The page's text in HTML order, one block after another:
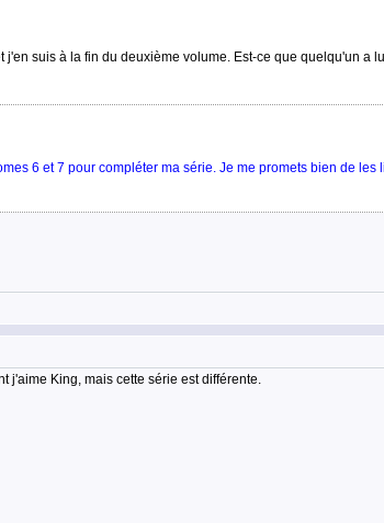
suis à la fin du deuxième volume. Est-ce que quelqu'un a
6 et 7 pour compléter ma série. Je me promets bien de
j'aime King, mais cette série est différente.